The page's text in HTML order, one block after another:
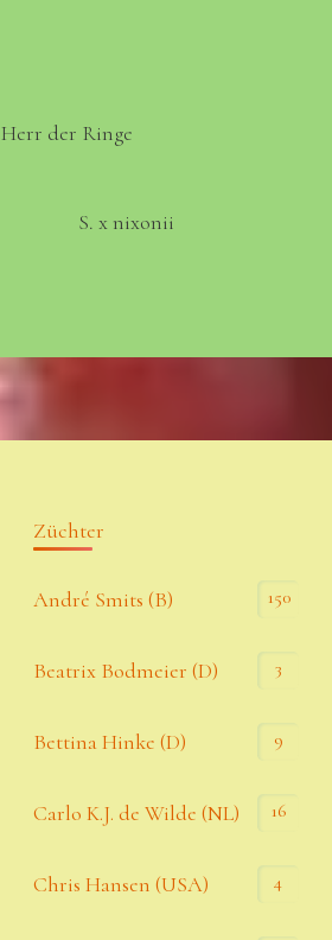
Herr der Ringe
S. x nixonii
Züchter
André Smits (B) 150
Beatrix Bodmeier (D) 3
Bettina Hinke (D) 9
Carlo K.J. de Wilde (NL) 16
Chris Hansen (USA) 4